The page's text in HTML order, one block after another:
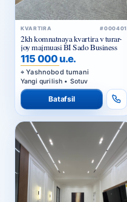
KVARTIRA #000401
2kh komnatnaya kvartira v turar-
joy majmuasi BI Sado Business
115 000 u.e.
Yashnobod tumani
Yangi qurilish • Sotuv
Batafsil